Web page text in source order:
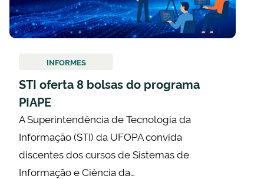
INFORMES
STI oferta 8 bolsas do programa
PIAPE
A Superintendência de Tecnologia da
Informação (STI) da UFOPA convida
discentes dos cursos de Sistemas de
Informação e Ciência da…